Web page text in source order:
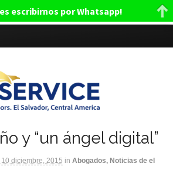
y “un ángel digital”
10 diciembre, 2015 in Abogados, Noticias de el
escribirnos por Whatsapp!